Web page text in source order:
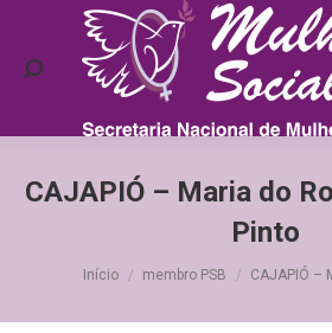
Search:
CAJAPIÓ – Maria do
Pinto
Você está aqui:
Início membro PSB CAJAPIÓ –